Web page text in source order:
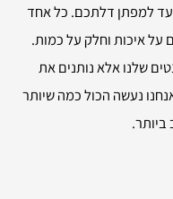
עד למפתן דלתכם. כל אחד
על איכות וחלק על כמות.
שלנו אלא נותנים את
נעשה הכול כמה שיותר